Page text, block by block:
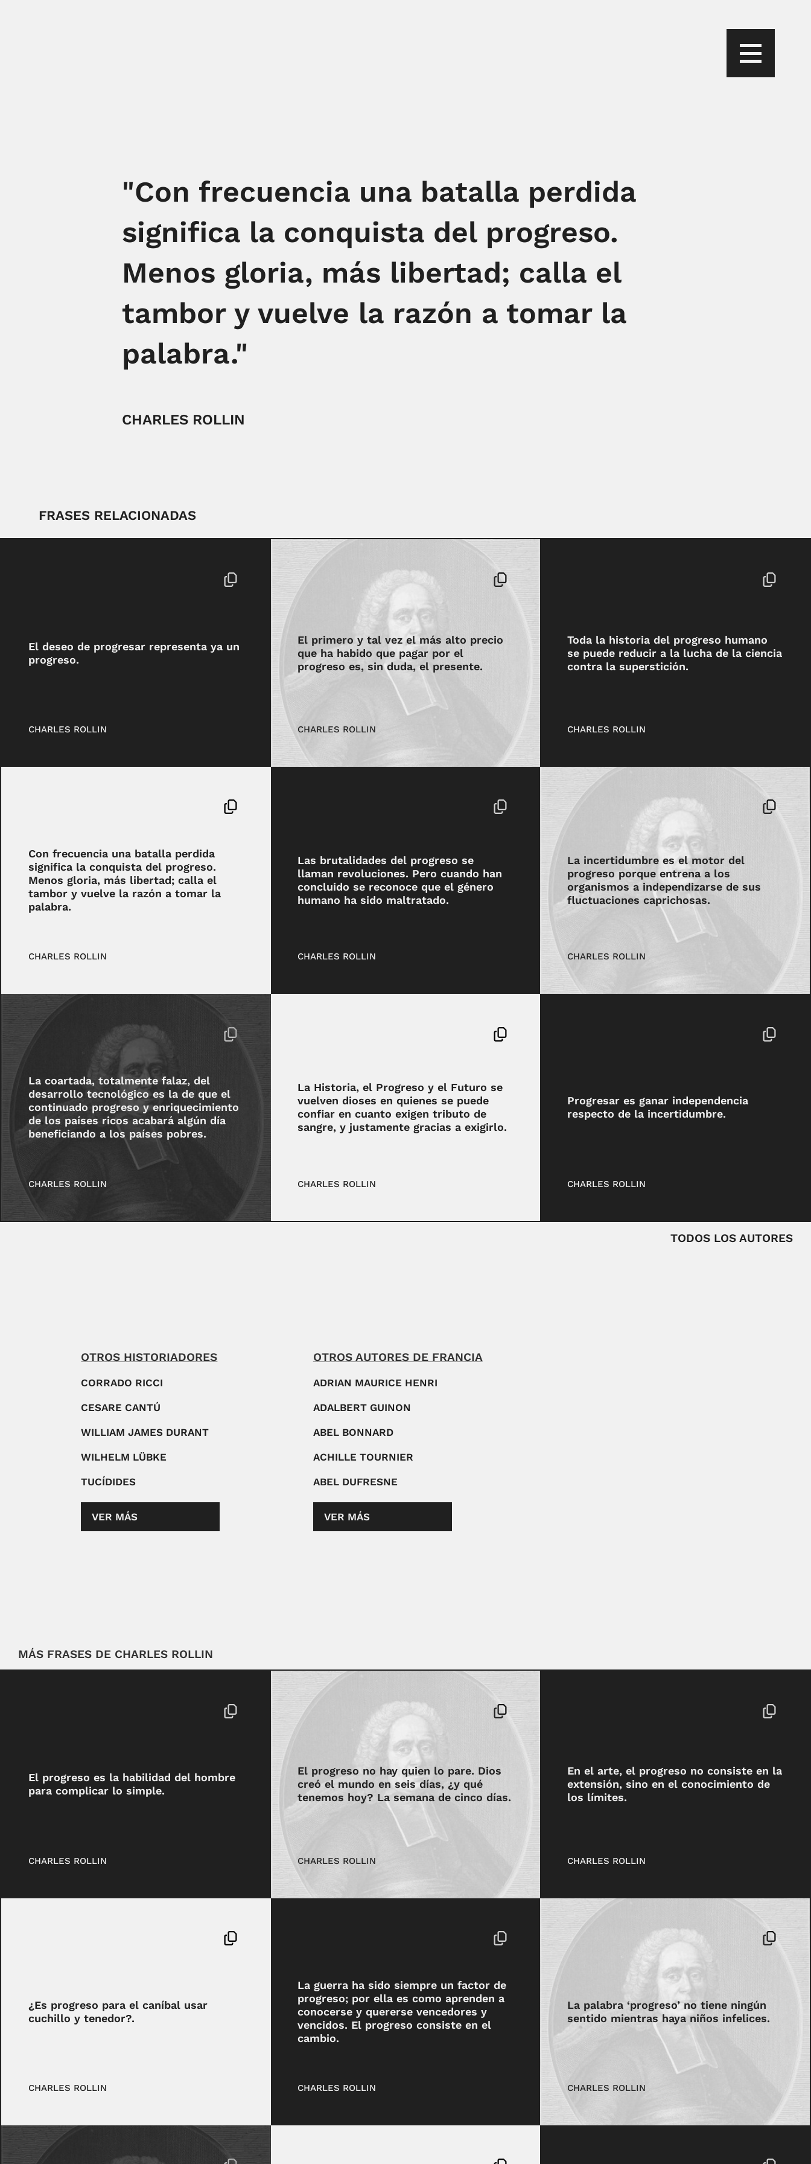
"Con frecuencia una batalla perdida
significa la conquista del progreso.
Menos gloria, más libertad; calla el
tambor y vuelve la razón a tomar la
palabra."
CHARLES ROLLIN
FRASES RELACIONADAS
El deseo de progresar representa ya un
progreso.
CHARLES ROLLIN
El primero y tal vez el más alto precio
que ha habido que pagar por el
progreso es, sin duda, el presente.
CHARLES ROLLIN
Toda la historia del progreso humano
se puede reducir a la lucha de la ciencia
contra la superstición.
CHARLES ROLLIN
Con frecuencia una batalla perdida
significa la conquista del progreso.
Menos gloria, más libertad; calla el
tambor y vuelve la razón a tomar la
palabra.
CHARLES ROLLIN
Las brutalidades del progreso se
llaman revoluciones. Pero cuando han
concluido se reconoce que el género
humano ha sido maltratado.
CHARLES ROLLIN
La incertidumbre es el motor del
progreso porque entrena a los
organismos a independizarse de sus
fluctuaciones caprichosas.
CHARLES ROLLIN
La coartada, totalmente falaz, del
desarrollo tecnológico es la de que el
continuado progreso y enriquecimiento
de los países ricos acabará algún día
beneficiando a los países pobres.
CHARLES ROLLIN
La Historia, el Progreso y el Futuro se
vuelven dioses en quienes se puede
confiar en cuanto exigen tributo de
sangre, y justamente gracias a exigirlo.
CHARLES ROLLIN
Progresar es ganar independencia
respecto de la incertidumbre.
CHARLES ROLLIN
TODOS LOS AUTORES
OTROS HISTORIADORES
CORRADO RICCI
CESARE CANTÚ
WILLIAM JAMES DURANT
WILHELM LÜBKE
TUCÍDIDES
VER MÁS
OTROS AUTORES DE FRANCIA
ADRIAN MAURICE HENRI
ADALBERT GUINON
ABEL BONNARD
ACHILLE TOURNIER
ABEL DUFRESNE
VER MÁS
MÁS FRASES DE CHARLES ROLLIN
El progreso es la habilidad del hombre
para complicar lo simple.
CHARLES ROLLIN
El progreso no hay quien lo pare. Dios
creó el mundo en seis días, ¿y qué
tenemos hoy? La semana de cinco días.
CHARLES ROLLIN
En el arte, el progreso no consiste en la
extensión, sino en el conocimiento de
los límites.
CHARLES ROLLIN
¿Es progreso para el caníbal usar
cuchillo y tenedor?.
CHARLES ROLLIN
La guerra ha sido siempre un factor de
progreso; por ella es como aprenden a
conocerse y quererse vencedores y
vencidos. El progreso consiste en el
cambio.
CHARLES ROLLIN
La palabra ‘progreso’ no tiene ningún
sentido mientras haya niños infelices.
CHARLES ROLLIN